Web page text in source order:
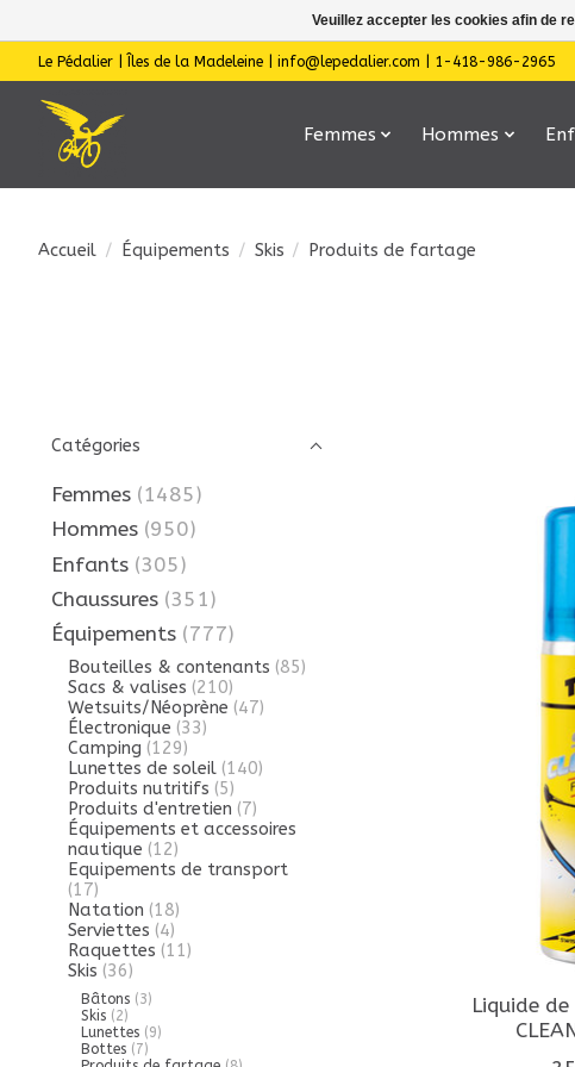
Le Pédalier | Îles de la Madeleine | info@lepedalier.com | 1-418-986-2965
Femmes Hommes
Accueil / Équipements / Skis / Produits de fartage
Catégories
Femmes (1485)
Hommes (950)
Enfants (305)
Chaussures (351)
Équipements (777)
Bouteilles & contenants (85)
Sacs & valises (210)
Wetsuits/Néoprène (47)
Électronique (33)
Camping (129)
Lunettes de soleil (140)
Produits nutritifs (5)
Produits d'entretien (7)
Équipements et accessoires
nautique (12)
Equipements de transport
(17)
Natation (18)
Serviettes (4)
Raquettes (11)
Skis (36)
Bâtons (3)
Skis (2)
Lunettes (9)
Bottes (7)
Liquide
Veuillez accepter les cookies afin de